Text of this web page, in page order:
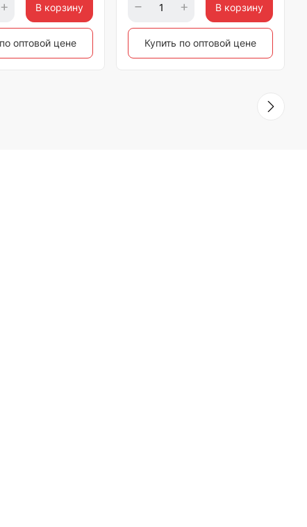
В корзину
оптовой цене
В корзину
Купить по оптовой цене